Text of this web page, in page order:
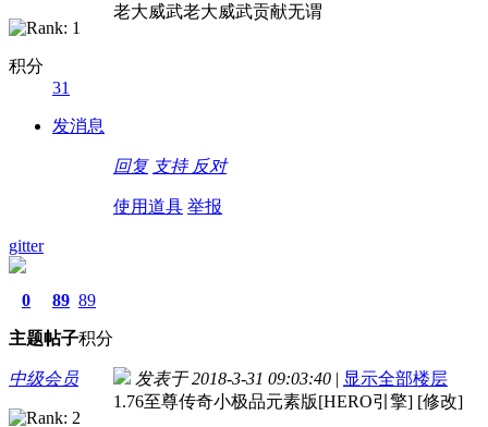
积分
31
发消息
老大威武老大威武贡献无谓
回复 支持 反对
使用道具 举报
gitter
0
主题
89
帖子
89
积分
中级会员 发表于 2018-3-31 09:03:40 | 显示全部楼层
1.76至尊传奇小极品元素版[HERO引擎] [修改]